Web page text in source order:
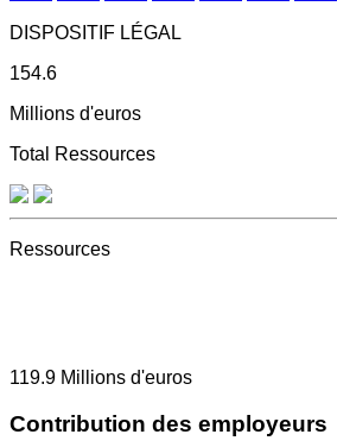
DISPOSITIF LÉGAL
154.6
Millions d'euros
Total Ressources
Ressources
119.9 Millions d'euros
Contribution des employeurs